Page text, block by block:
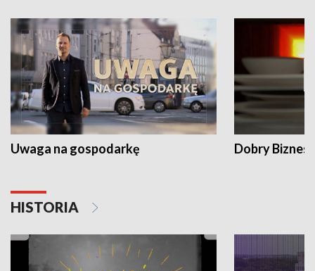
Uwaga na gospodarkę Dobry Biznes
HISTORIA